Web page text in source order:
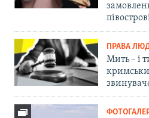
ПРАВА
Мить – і